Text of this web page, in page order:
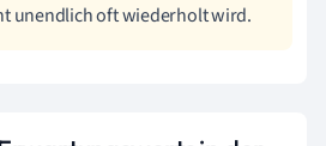
unendlich oft wiederholt wird.